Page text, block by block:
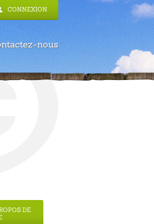
CONNEXION
nous
DE